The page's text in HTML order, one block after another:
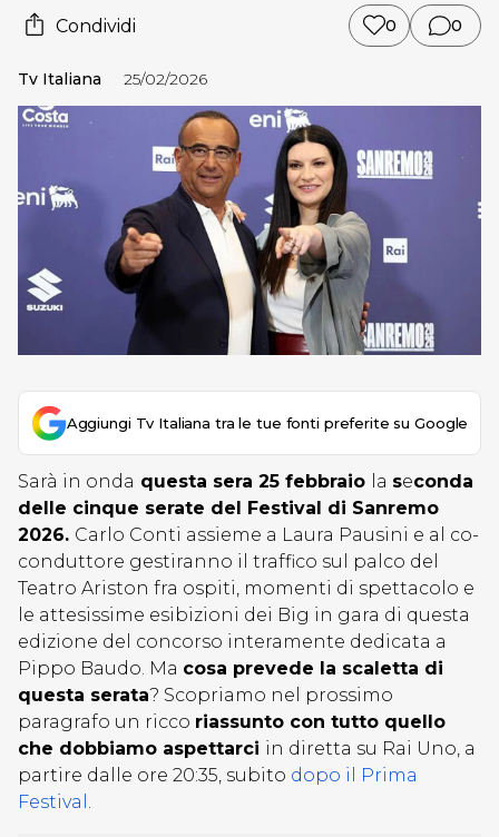
Condividi 0 0
Tv Italiana 25/02/2026
Aggiungi Tv Italiana tra le tue fonti preferite su Google
Sarà in onda questa sera 25 febbraio la seconda
delle cinque serate del Festival di Sanremo
2026. Carlo Conti assieme a Laura Pausini e al co-
conduttore gestiranno il traffico sul palco del
Teatro Ariston fra ospiti, momenti di spettacolo e
le attesissime esibizioni dei Big in gara di questa
edizione del concorso interamente dedicata a
Pippo Baudo. Ma cosa prevede la scaletta di
questa serata? Scopriamo nel prossimo
paragrafo un ricco riassunto con tutto quello
che dobbiamo aspettarci in diretta su Rai Uno, a
partire dalle ore 20:35, subito dopo il Prima
Festival .